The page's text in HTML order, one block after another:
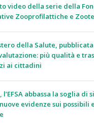
video della serie della
Zooprofilattiche e
della Salute,
più qualità e
ai cittadini
l’EFSA abbassa la soglia di
nuove evidenze sui possibili